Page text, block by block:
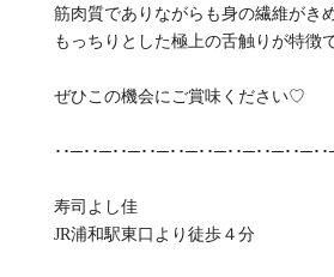
筋肉質でありながらも身の繊維がき
もっちりとした極上の舌触りが特徴
ぜひこの機会にご賞味ください♡
･･─･･─･･─･･─･･─･･─･･─･･─･･─･･
寿司よし佳
JR浦和駅東口より徒歩４分